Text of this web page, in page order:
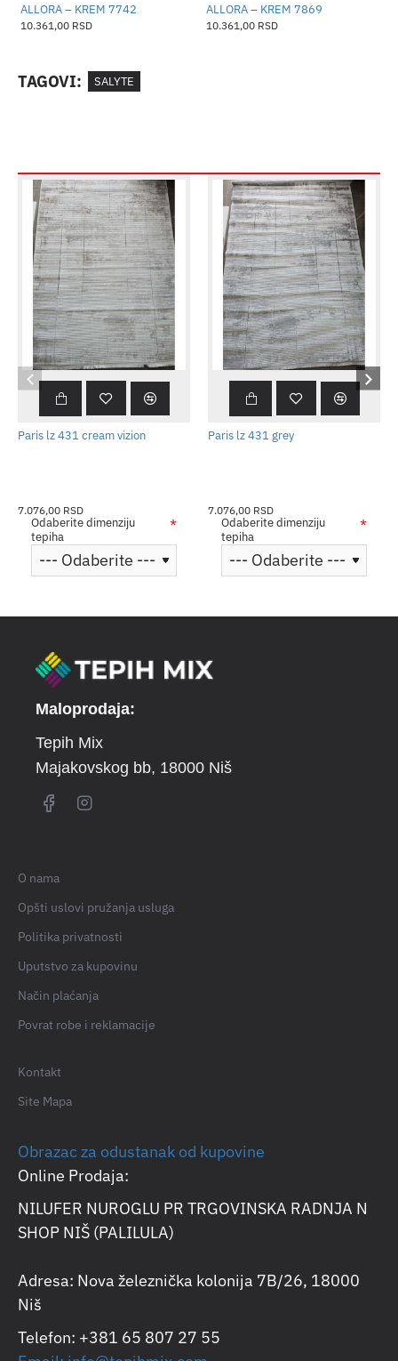
ALLORA – KREM 7742
10.361,00 RSD
ALLORA – KREM 7869
10.361,00 RSD
TAGOVI: SALYTE
Paris lz 431 cream vizion
7.076,00 RSD
Odaberite dimenziju
tepiha
Paris lz 431 grey
7.076,00 RSD
Odaberite dimenziju
tepiha
Maloprodaja:
Tepih Mix
Majakovskog bb, 18000 Niš
O nama
Opšti uslovi pružanja usluga
Politika privatnosti
Uputstvo za kupovinu
Način plaćanja
Povrat robe i reklamacije
Kontakt
Site Mapa
Obrazac za odustanak od kupovine
Online Prodaja:
NILUFER NUROGLU PR TRGOVINSKA RADNJA N
SHOP NIŠ (PALILULA)
Adresa: Nova železnička kolonija 7B/26, 18000
Niš
Telefon: +381 65 807 27 55